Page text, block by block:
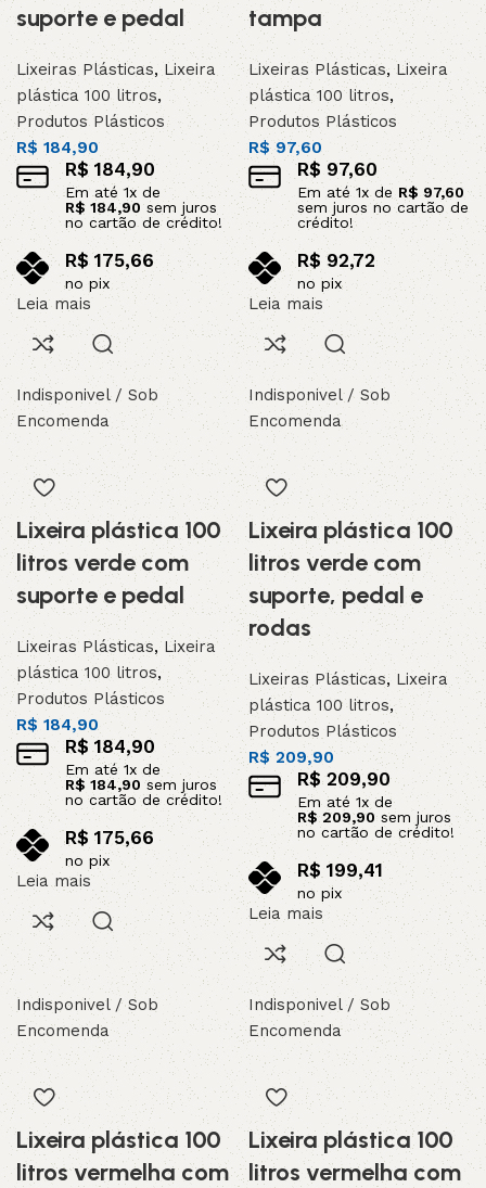
suporte e pedal
Lixeiras Plásticas, Lixeira
plástica 100 litros,
Produtos Plásticos
R$ 184,90
R$184,90
Em até1x de
R$ 184,90sem juros
no cartão de crédito!
R$175,66
no pix
Leia mais
tampa
Lixeiras Plásticas,Lixeira
plástica 100 litros,
Produtos Plásticos
R$97,60
R$ 97,60
Em até1x de R$ 97,60
sem juros no cartão de
crédito!
R$ 92,72
no pix
Leia mais
Indisponivel / Sob
Encomenda
Lixeira plástica 100
litros verde com
suporte e pedal
Lixeiras Plásticas,Lixeira
plástica 100 litros,
Produtos Plásticos
R$ 184,90
R$ 184,90
Em até 1x de
R$ 184,90 sem juros
no cartão de crédito!
R$ 175,66
no pix
Leia mais
Indisponivel / Sob
Encomenda
Lixeira plástica 100
litros verde com
suporte, pedal e
rodas
Lixeiras Plásticas, Lixeira
plástica 100 litros,
Produtos Plásticos
R$209,90
R$209,90
Em até 1x de
R$209,90sem juros
no cartão de crédito!
R$ 199,41
no pix
Leia mais
Indisponivel / Sob
Encomenda
Lixeira plástica 100
litros vermelha com
Indisponivel / Sob
Encomenda
Lixeira plástica 100
litros vermelha com